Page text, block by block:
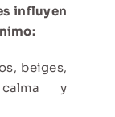
influyen
beiges,
calma y